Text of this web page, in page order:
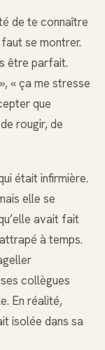
de te connaître
se montrer.
être parfait.
« ça me stresse
que
rougir, de
était infirmière.
elle se
avait fait
à temps.
collègues
En réalité,
isolée dans sa